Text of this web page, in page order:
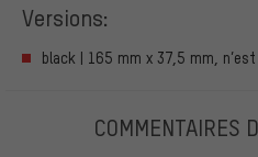
Versions:
black | 165 mm x 37,5 mm,
COMMENTAIRES